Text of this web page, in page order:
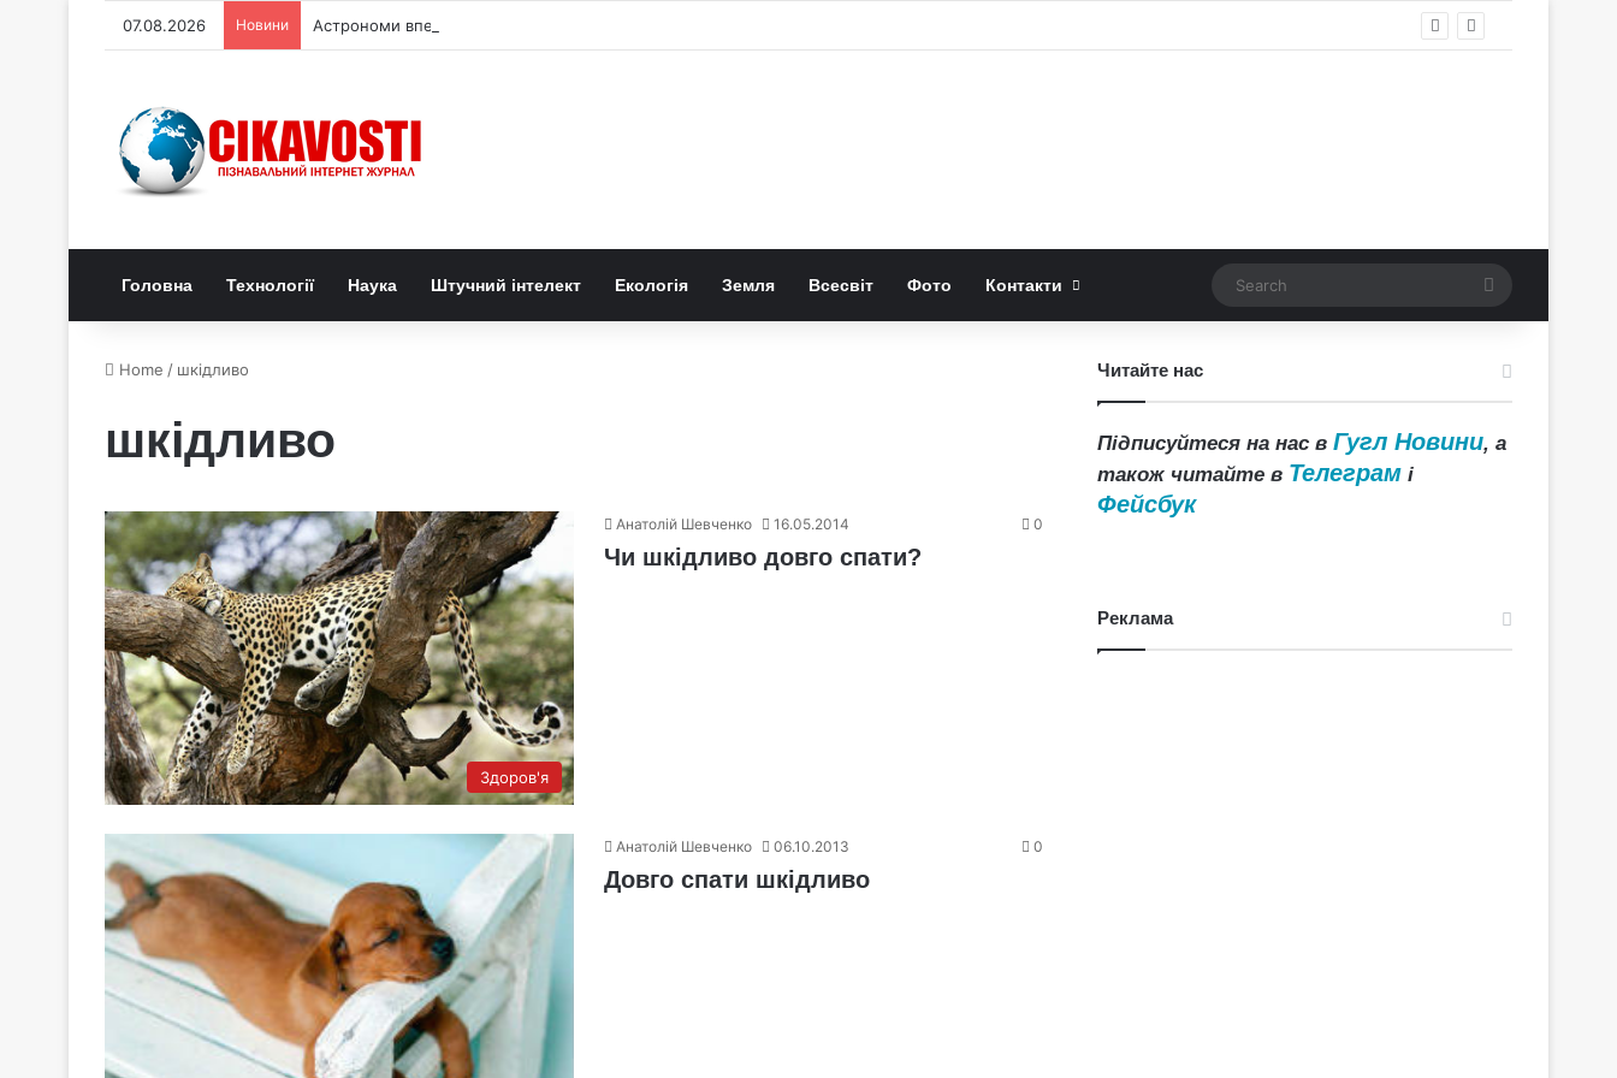
07.08.2026 Новини Астрономи вперше простежили слабкий спалах шокового прориву наднової
Головна Технології Наука Штучний інтелект Екологія Земля Всесвіт Фото Контакти Search
Home / шкідливо
шкідливо
Здоров'я
Анатолій Шевченко 16.05.2014 0
Чи шкідливо довго спати?
Анатолій Шевченко 06.10.2013 0
Довго спати шкідливо
Читайте нас
Підписуйтеся на нас вГугл Новини, а
також читайте в Телеграм і
Фейсбук
Реклама